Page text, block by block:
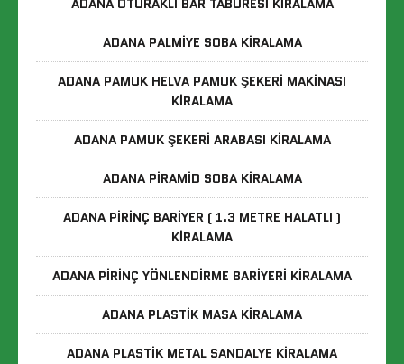
ADANA OTURAKLI BAR TABURESI KIRALAMA
ADANA PALMIYE SOBA KIRALAMA
ADANA PAMUK HELVA PAMUK ŞEKERI MAKINASI
KIRALAMA
ADANA PAMUK ŞEKERI ARABASI KIRALAMA
ADANA PIRAMID SOBA KIRALAMA
ADANA PIRINÇ BARIYER ( 1.3 METRE HALATLI )
KIRALAMA
ADANA PIRINÇ YÖNLENDIRME BARIYERI KIRALAMA
ADANA PLASTIK MASA KIRALAMA
ADANA PLASTIK METAL SANDALYE KIRALAMA